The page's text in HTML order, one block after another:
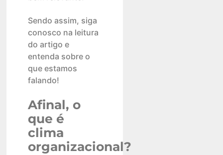
Sendo assim, siga
conosco na leitura
do artigo e
entenda sobre o
que estamos
falando!
Afinal, o
que é
clima
organizacional?